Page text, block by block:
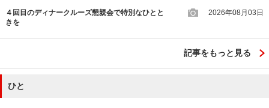
４回目のディナークルーズ懇親会で特別なひとと
きを
2026年08月03日
記事をもっと見る
ひと